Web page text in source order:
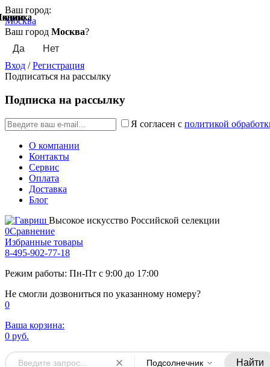
Ваш город:
Москва
Ваш город Москва?
Вход /Регистрация
Подписаться на рассылку
Подписка на рассылку
Я согласен с политикой
О компании
Контакты
Сервис
Оплата
Доставка
Блог
Высокое искусство Российской селекции
0Сравнение
Избранные товары
8-495-902-77-18
Режим работы: Пн-Пт с 9:00 до 17:00
Не смогли дозвониться по указанному номеру?
0
Ваша корзина:
0 руб.
Подсолнечник Найти